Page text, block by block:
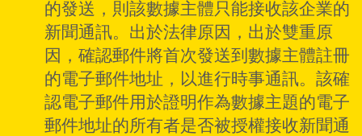
的發送，則該數據主體只能接收該企業的
新聞通訊。出於法律原因，出於雙重原
因，確認郵件將首次發送到數據主體註冊
的電子郵件地址，以進行時事通訊。該確
認電子郵件用於證明作為數據主題的電子
郵件地址的所有者是否被授權接收新聞通